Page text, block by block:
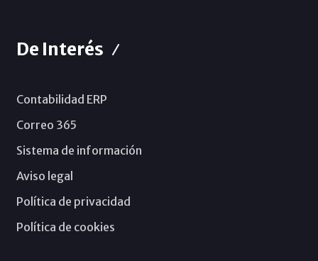
De Interés
Contabilidad ERP
Correo 365
Sistema de información
Aviso legal
Política de privacidad
Política de cookies